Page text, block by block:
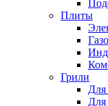
Плиты
Грили
Для
Для